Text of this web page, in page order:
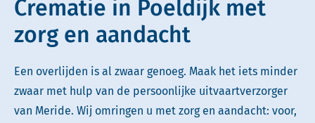
Crematie in Poeldijk met
zorg en aandacht
Een overlijden is al zwaar genoeg. Maak het iets minder
zwaar met hulp van de persoonlijke uitvaartverzorger
van Meride. Wij omringen u met zorg en aandacht: voor,